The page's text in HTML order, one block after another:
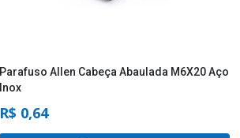
Parafuso Allen Cabeça Abaulada M6X20 Aço
Inox
R$ 0,64